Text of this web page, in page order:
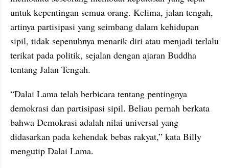
untuk kepentingan semua orang. Kelima, jalan tengah,
artinya partisipasi yang seimbang dalam kehidupan
sipil, tidak sepenuhnya menarik diri atau menjadi terlalu
terikat pada politik, sejalan dengan ajaran Buddha
tentang Jalan Tengah.
“Dalai Lama telah berbicara tentang pentingnya
demokrasi dan partisipasi sipil. Beliau pernah berkata
bahwa Demokrasi adalah nilai universal yang
didasarkan pada kehendak bebas rakyat,” kata Billy
mengutip Dalai Lama.